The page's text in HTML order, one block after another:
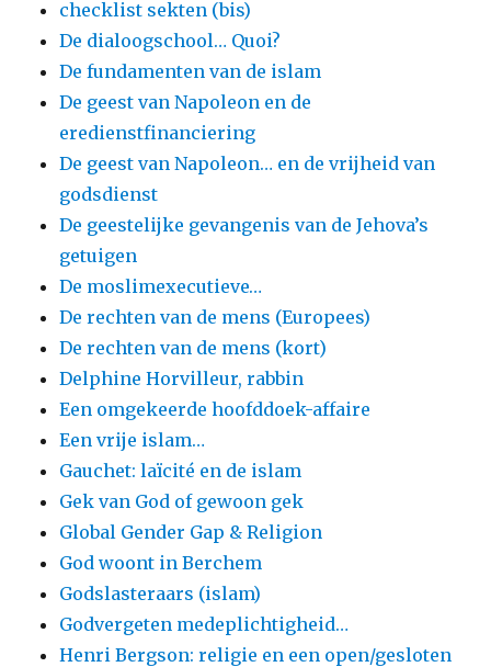
checklist sekten (bis)
De dialoogschool… Quoi?
De fundamenten van de islam
De geest van Napoleon en de
eredienstfinanciering
De geest van Napoleon… en de vrijheid van
godsdienst
De geestelijke gevangenis van de Jehova’s
getuigen
De moslimexecutieve…
De rechten van de mens (Europees)
De rechten van de mens (kort)
Delphine Horvilleur, rabbin
Een omgekeerde hoofddoek-affaire
Een vrije islam…
Gauchet: laïcité en de islam
Gek van God of gewoon gek
Global Gender Gap & Religion
God woont in Berchem
Godslasteraars (islam)
Godvergeten medeplichtigheid…
Henri Bergson: religie en een open/gesloten